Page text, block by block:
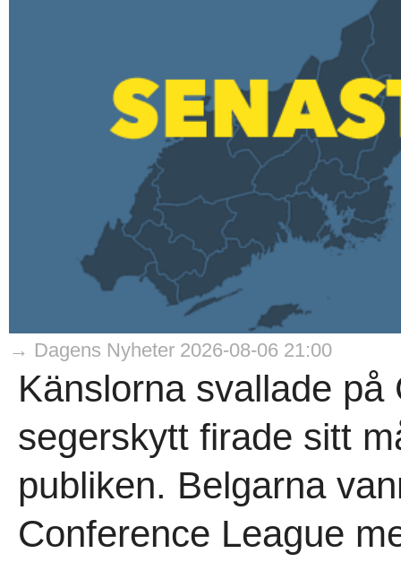
→ Dagens Nyheter 2026-08-06 21:00
Känslorna svallade
segerskytt firade sitt
publiken. Belgarna
Conference League